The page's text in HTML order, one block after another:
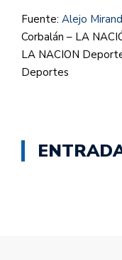
Fuente: Alejo
Corbalán – LA
LA NACION
Deportes